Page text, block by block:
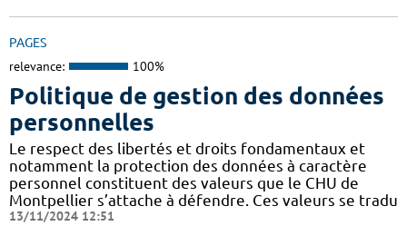
PAGES
relevance: 100%
Politique de gestion des données
personnelles
Le respect des libertés et droits fondamentaux et
notamment la protection des données à caractère
personnel constituent des valeurs que le CHU de
Montpellier s’attache à défendre. Ces valeurs se tradu
13/11/2024 12:51